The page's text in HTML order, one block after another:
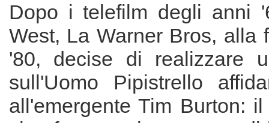
Dopo i telefilm degli anni
West, La Warner Bros, alla
'80, decise di realizzare
sull'Uomo Pipistrello
all'emergente Tim Burton: